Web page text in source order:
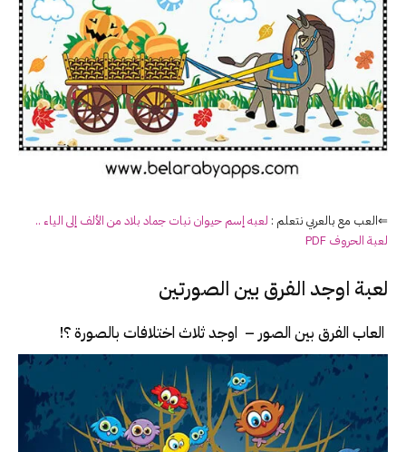
⇐العب مع بالعربي نتعلم : لعبه إسم حيوان نبات جماد بلاد من الألف إلى الياء ..
لعبة الحروف PDF
لعبة اوجد الفرق بين الصورتين
العاب الفرق بين الصور – اوجد ثلاث اختلافات بالصورة ؟!